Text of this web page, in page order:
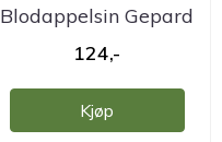
Blodappelsin Gepard
124,-
Kjøp